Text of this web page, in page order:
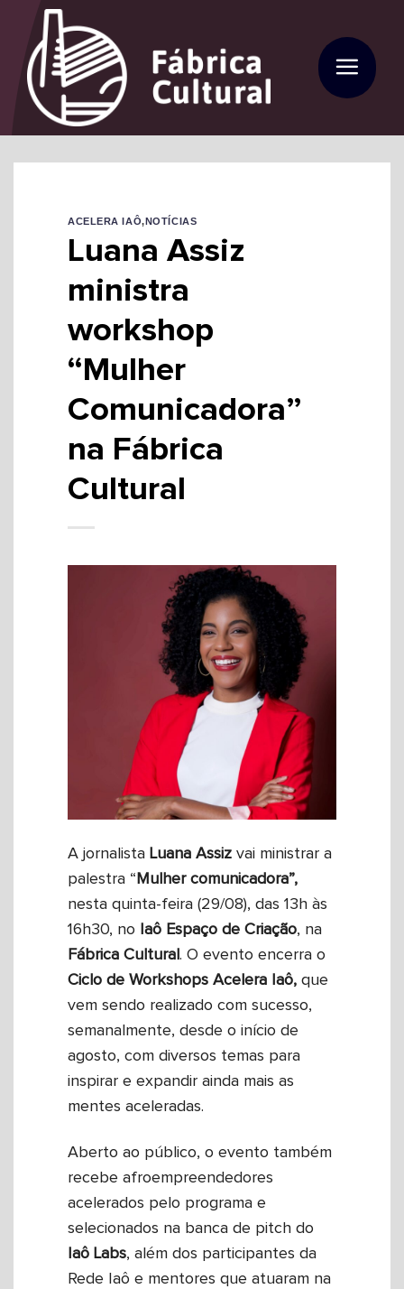
content
ACELERA IAÔ,NOTÍCIAS
Luana Assiz
ministra
workshop
“Mulher
Comunicadora”
na Fábrica
Cultural
A jornalista Luana Assiz vai ministrar a
palestra “ Mulher comunicadora”,
nesta quinta-feira (29/08), das 13h às
16h30, no
Iaô Espaço de Criação, na
Fábrica Cultural . O evento encerra o
Ciclo de Workshops Acelera Iaô, que
vem sendo realizado com sucesso,
semanalmente, desde o início de
agosto, com diversos temas para
inspirar e expandir ainda mais as
mentes aceleradas.
Aberto ao público, o evento também
recebe afroempreendedores
acelerados pelo programa e
selecionados na banca de pitch do
Iaô Labs, além dos participantes da
Rede Iaô e mentores que atuaram na